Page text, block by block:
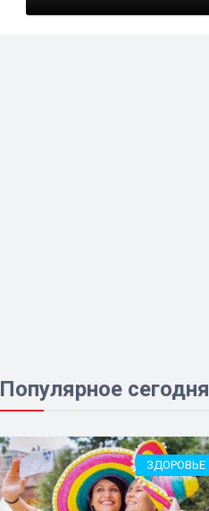
Популярное сегодня
ЗДОРОВЬЕ